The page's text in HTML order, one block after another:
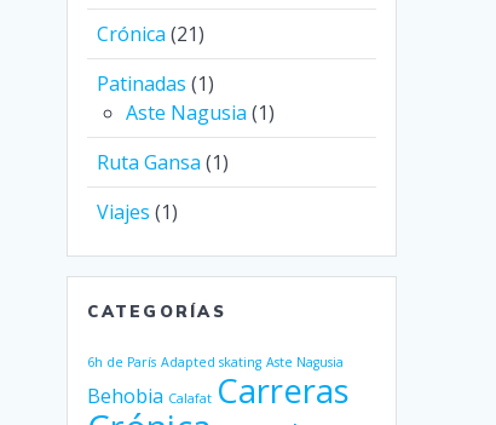
Crónica (21)
Patinadas (1)
Aste Nagusia (1)
Ruta Gansa (1)
Viajes (1)
CATEGORÍAS
6h de París Adapted skating Aste Nagusia
Behobia Calafat Carreras